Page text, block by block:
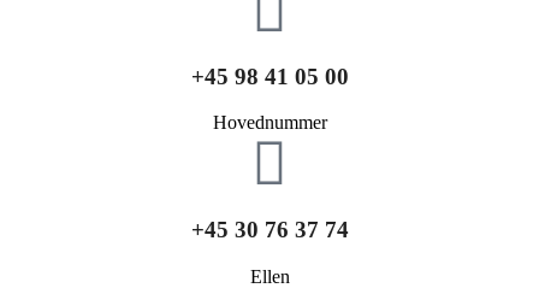
+45 98 41 05 00
Hovednummer
+45 30 76 37 74
Ellen